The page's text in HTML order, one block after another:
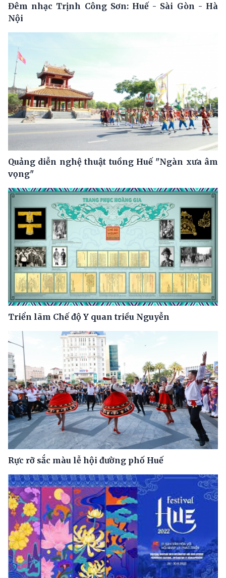
Đêm nhạc Trịnh Công Sơn: Huế - Sài Gòn - Hà
Nội
Quảng diễn nghệ thuật tuồng Huế "Ngàn xưa âm
vọng"
Triển lãm Chế độ Y quan triều Nguyễn
Rực rỡ sắc màu lễ hội đường phố Huế